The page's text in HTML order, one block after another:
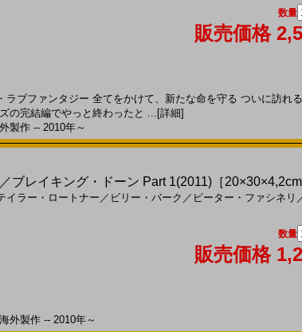
数量
販売価格
ブファンタジー 全てをかけて、新たな命を守る ついに訪れ
の完結編でやっと終わったと ... [詳細]
作 -- 2010年～
ブレイキング・ドーン Part 1(2011)［20×30×4,2cm
イラー・ロートナー ／ ビリー・バーク ／ ピーター・ファシネリ
数量
販売価格
製作 -- 2010年～